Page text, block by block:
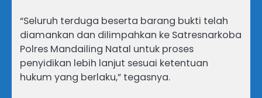
“Seluruh terduga beserta barang bukti telah
diamankan dan dilimpahkan ke Satresnarkoba
Polres Mandailing Natal untuk proses
penyidikan lebih lanjut sesuai ketentuan
hukum yang berlaku,” tegasnya.